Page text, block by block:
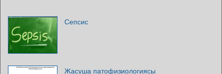
Сепсис
Жасуша патофизиологиясы